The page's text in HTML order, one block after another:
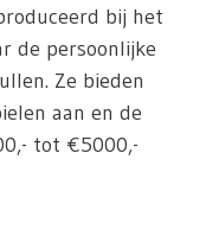
bij het
de persoonlijke
Ze bieden
aan en de
tot €5000,-